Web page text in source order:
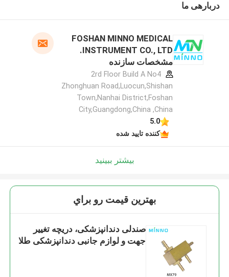
دربارهی ما
FOSHAN MINNO MEDICAL
INSTRUMENT CO., LTD.
مشخصات سازنده
2rd Floor Build A No4
Zhonghuan Road,Luocun,Shishan
Town,Nanhai District,Foshan
City,Guangdong,China ,China
5.0
کننده تایید شده
بیشتر ببینید
بهترين قيمت رو براي
صندلی دندانپزشکی، دریچه تغییر
جهت و لوازم جانبی دندانپزشکی طلا